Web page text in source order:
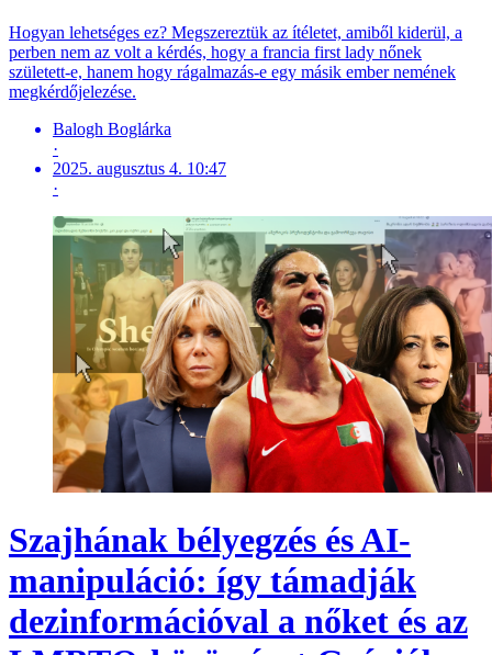
Hogyan lehetséges ez? Megszereztük az ítéletet, amiből kiderül, a
perben nem az volt a kérdés, hogy a francia first lady nőnek
született-e, hanem hogy rágalmazás-e egy másik ember nemének
megkérdőjelezése.
Balogh Boglárka
·
2025. augusztus 4. 10:47
·
Szajhának bélyegzés és AI-
manipuláció: így támadják
dezinformációval a nőket és az